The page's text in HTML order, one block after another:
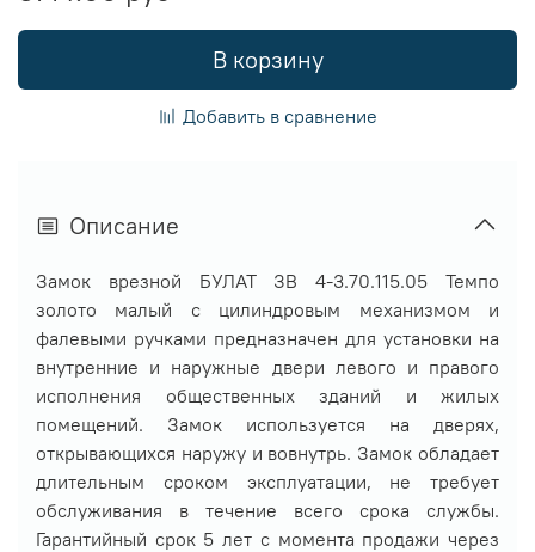
В корзину
Добавить в сравнение
Описание
Замок врезной БУЛАТ ЗВ 4-3.70.115.05 Темпо
золото малый с цилиндровым механизмом и
фалевыми ручками предназначен для установки на
внутренние и наружные двери левого и правого
исполнения общественных зданий и жилых
помещений. Замок используется на дверях,
открывающихся наружу и вовнутрь. Замок обладает
длительным сроком эксплуатации, не требует
обслуживания в течение всего срока службы.
Гарантийный срок 5 лет с момента продажи через